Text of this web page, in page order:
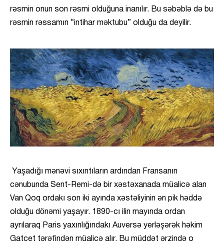
rəsmin onun son rəsmi olduğuna inanılır. Bu səbəblə də bu
rəsmin rəssamın “intihar məktubu” olduğu da deyilir.
Yaşadığı mənəvi sıxıntıların ardından Fransanın
cənubunda Sent-Remi-də bir xəstəxanada müalicə alan
Van Qoq ordakı son iki ayında xəstəliyinin ən pik həddə
olduğu dönəmi yaşayır. 1890-cı ilin mayında ordan
ayrılaraq Paris yaxınlığındakı Auversə yerləşərək həkim
Gatcet tərəfindən müalicə alır. Bu müddət ərzində o